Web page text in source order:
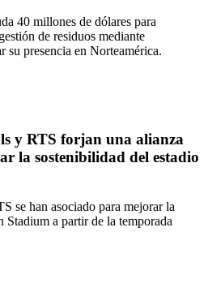
40 millones de dólares para
de residuos mediante
presencia en Norteamérica.
y RTS forjan una alianza
la sostenibilidad del estadio
se han asociado para mejorar la
a partir de la temporada